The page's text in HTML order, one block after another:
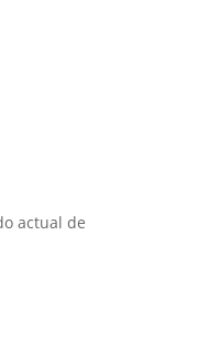
actual de